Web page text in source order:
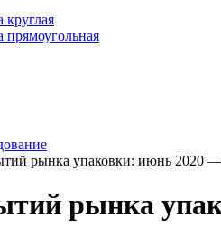
рынка упаковки: июнь 2020 —
рынка